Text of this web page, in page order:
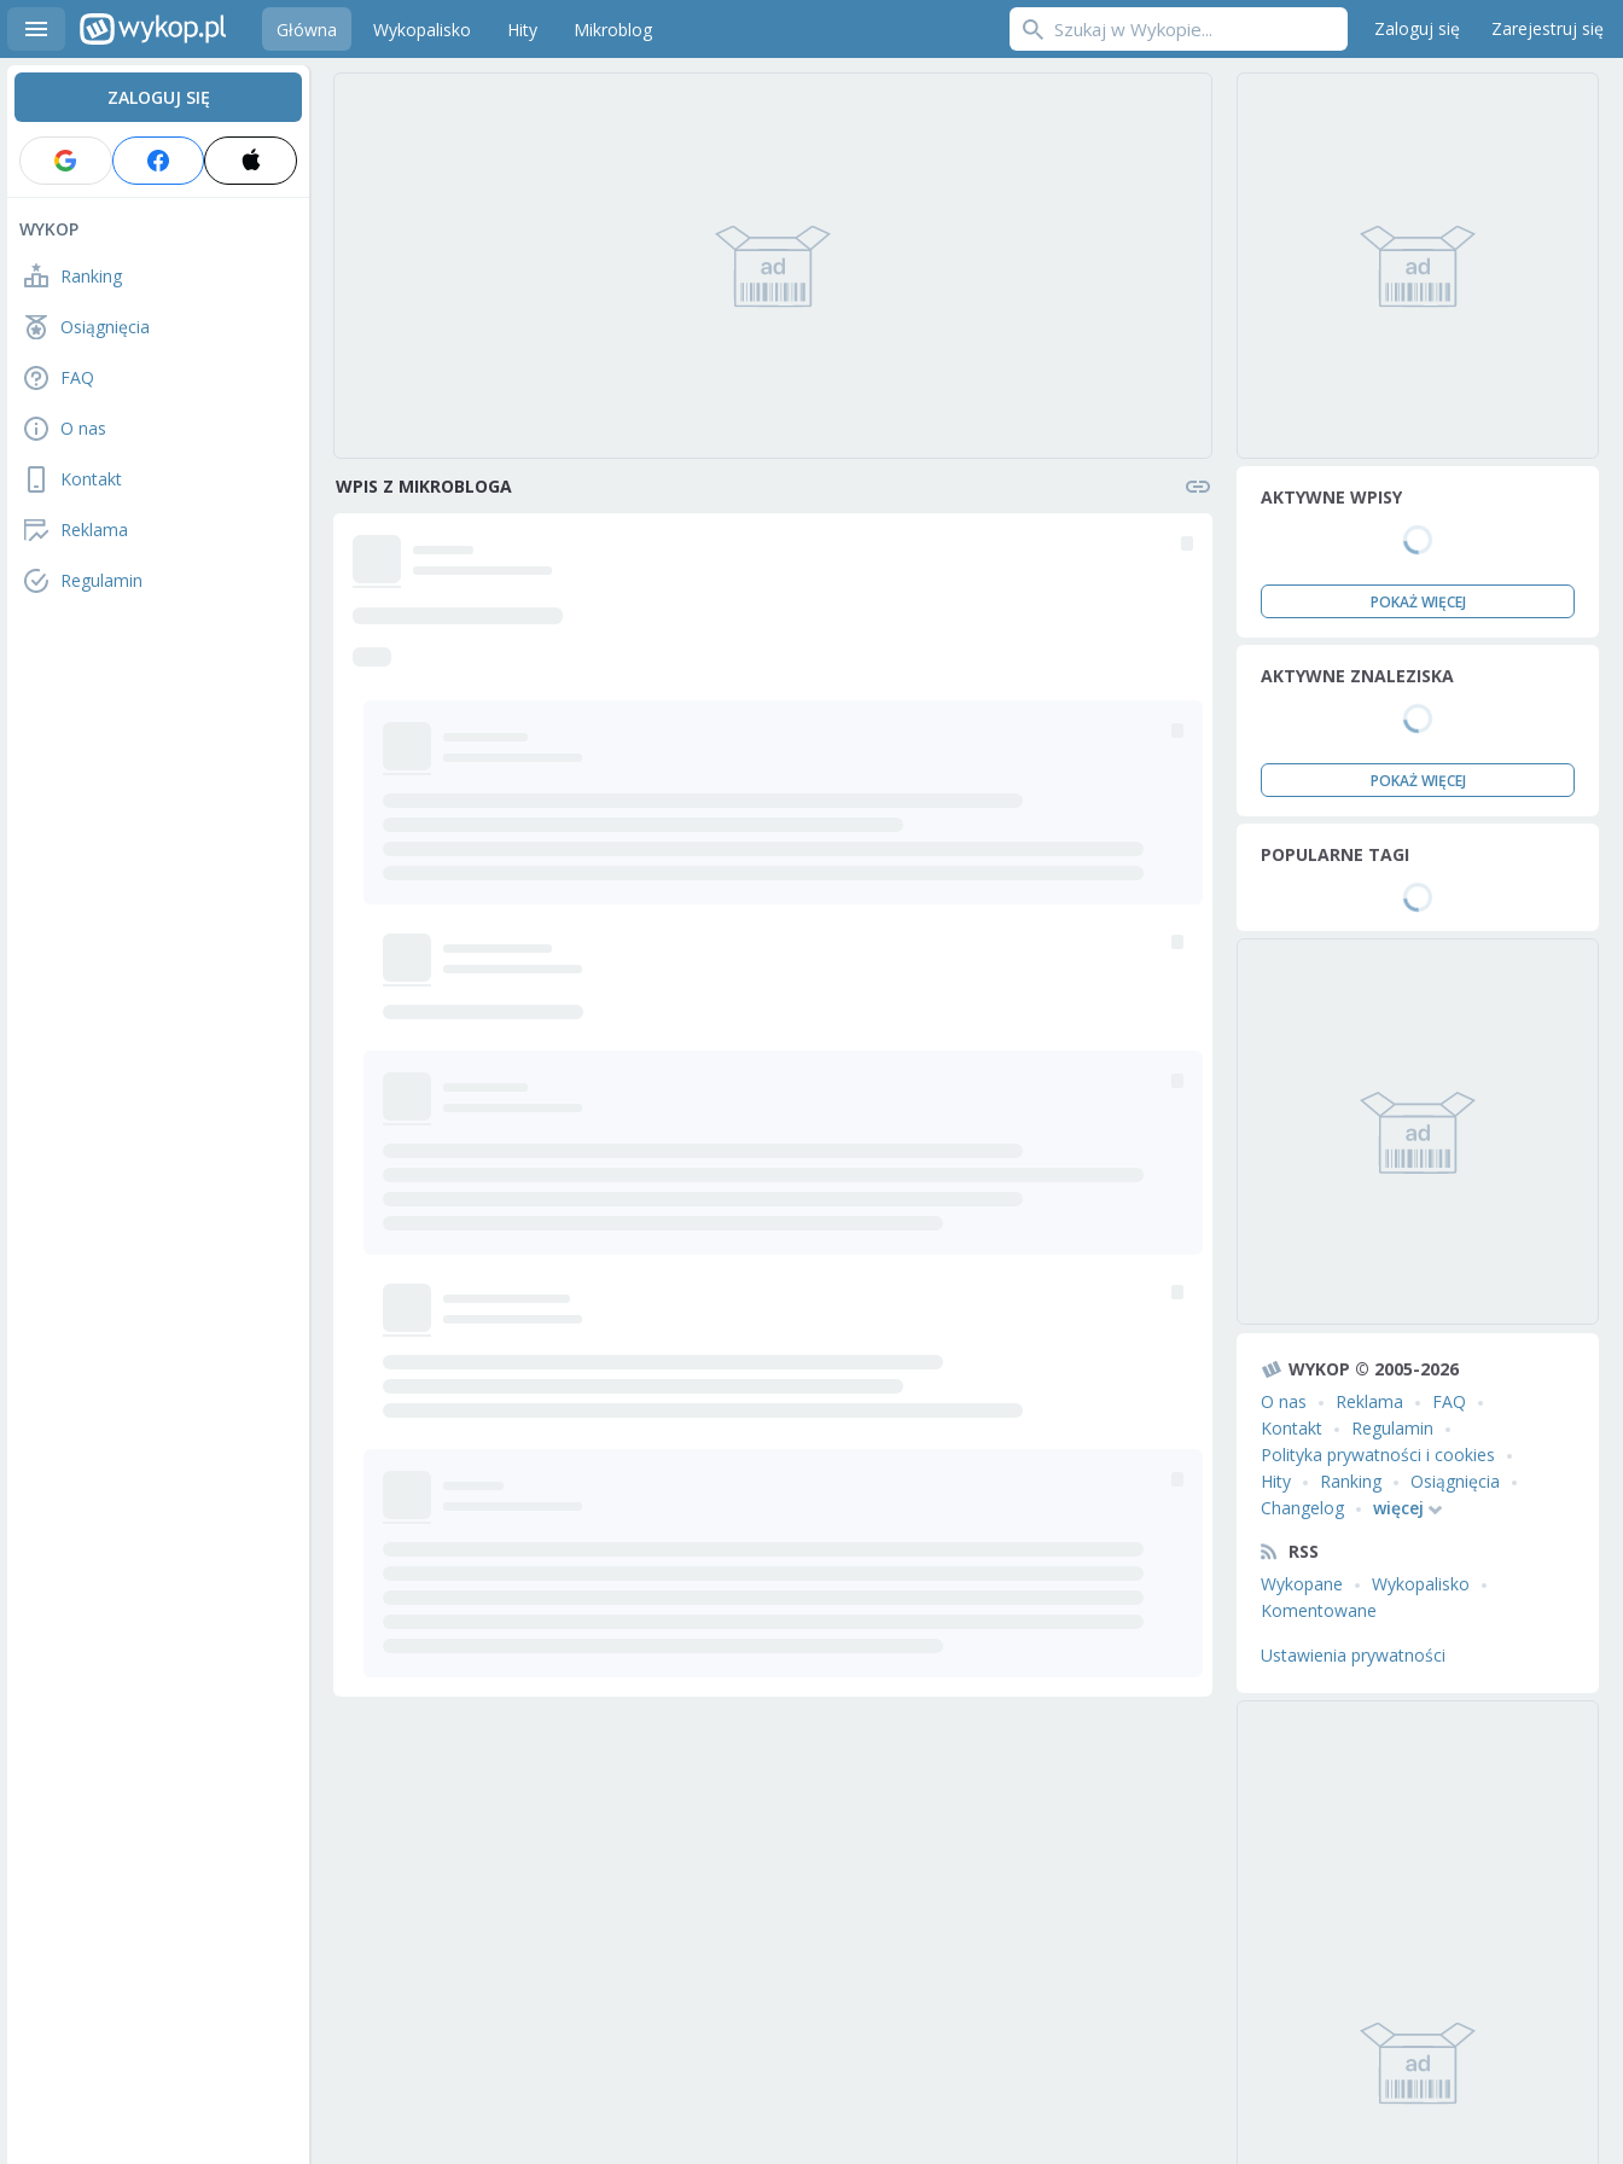
Główna Wykopalisko Hity Mikroblog Zaloguj się Zarejestruj się
ZALOGUJ SIĘ
WYKOP
Ranking
Osiągnięcia
FAQ
O nas
Kontakt
Reklama
Regulamin
WPIS Z MIKROBLOGA AKTYWNE WPISY
POKAŻ WIĘCEJ
AKTYWNE ZNALEZISKA
POKAŻ WIĘCEJ
POPULARNE TAGI
WYKOP © 2005-2026
O nas
Reklama
FAQ
Kontakt
Regulamin
Polityka prywatności i cookies
Hity
Ranking
Osiągnięcia
Changelog
więcej
RSS
Wykopane
Wykopalisko
Komentowane
Ustawienia prywatności